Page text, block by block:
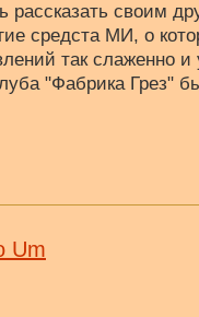
рассказать своим
средста МИ, о
так слаженно
"Фабрика Грез"
Um